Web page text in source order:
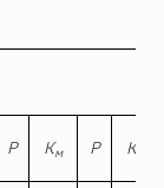
Р Км Р К